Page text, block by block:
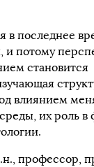
в последнее
и потому
становится
влиянием
их роль
профессор,